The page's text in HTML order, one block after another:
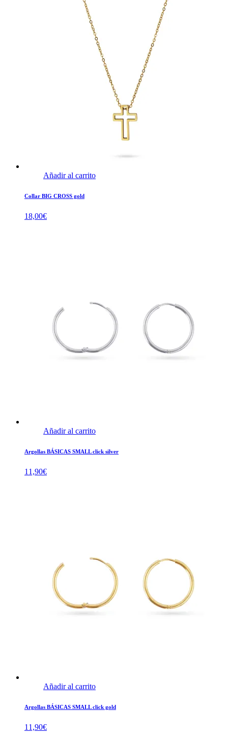
Añadir al carrito
Collar BIG CROSS gold
18,00€
Añadir al carrito
Argollas BÁSICAS SMALL click silver
11,90€
Añadir al carrito
Argollas BÁSICAS SMALL click gold
11,90€